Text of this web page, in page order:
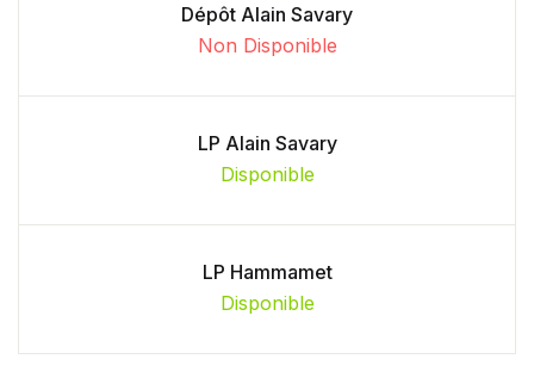
Dépôt Alain Savary
Non Disponible
LP Alain Savary
Disponible
LP Hammamet
Disponible